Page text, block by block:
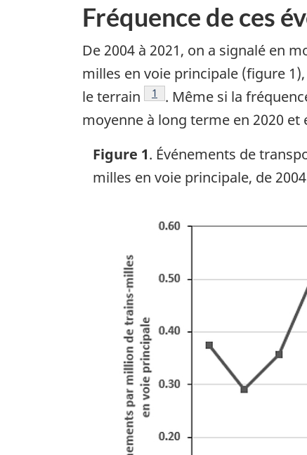
Fréquence de ces
De 2004 à 2021, on a signalé en
milles en voie principale (figure
le terrain
Note de bas de page
1
. Même si la
moyenne à long terme en 2020
Figure 1. Événements de
milles en voie principale, de